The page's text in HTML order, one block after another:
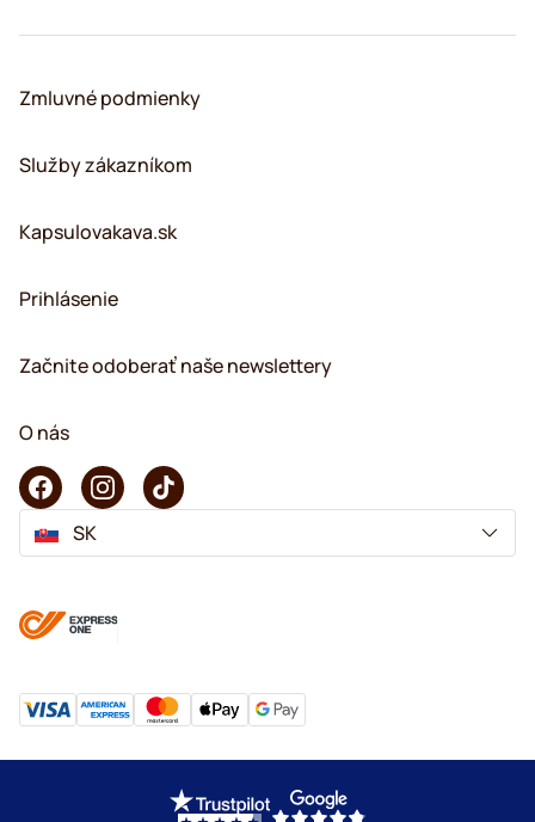
Zmluvné podmienky
Služby zákazníkom
Kapsulovakava.sk
Prihlásenie
Začnite odoberať naše newslettery
O nás
SK